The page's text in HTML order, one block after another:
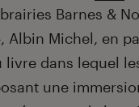
Barnes &
Albin Michel, en
dans lequel
une